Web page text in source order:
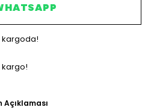
kargoda!
kargo!
Açıklaması